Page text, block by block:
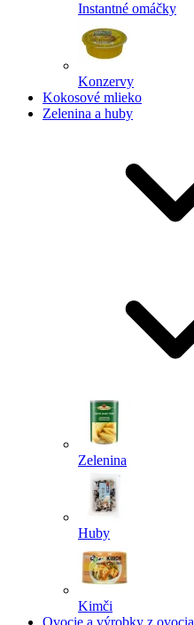
Instantné omáčky
Konzervy
Kokosové mlieko
Zelenina a huby
Zelenina
Huby
Kimči
Ovocie a výrobky z ovocia